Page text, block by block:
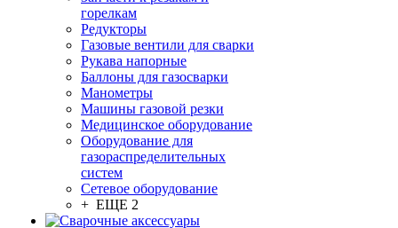
горелкам
Редукторы
Газовые вентили для сварки
Рукава напорные
Баллоны для газосварки
Манометры
Машины газовой резки
Медицинское оборудование
Оборудование для
газораспределительных
систем
Сетевое оборудование
+ ЕЩЕ 2